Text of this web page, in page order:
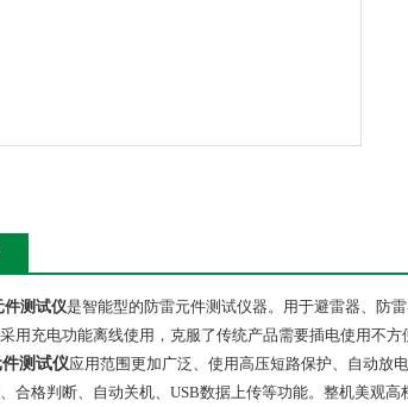
件测试仪是智能型的防雷元件测试仪器。用于避雷器、防
用充电功能离线使用，克服了传统产品需要插电使用不方
测试仪应用范围更加广泛、使用高压短路保护、自动放
合格判断、自动关机、USB数据上传等功能。整机美观